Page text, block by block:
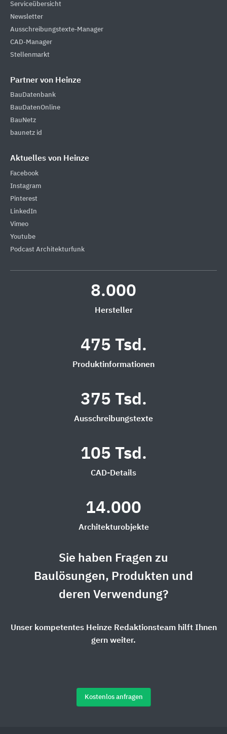
Serviceübersicht
Newsletter
Ausschreibungstexte-Manager
CAD-Manager
Stellenmarkt
Partner von Heinze
BauDatenbank
BauDatenOnline
BauNetz
baunetz id
Aktuelles von Heinze
Facebook
Instagram
Pinterest
LinkedIn
Vimeo
Youtube
Podcast Architekturfunk
8.000
Hersteller
475 Tsd.
Produktinformationen
375 Tsd.
Ausschreibungstexte
105 Tsd.
CAD-Details
14.000
Architekturobjekte
Sie haben Fragen zu
Baulösungen, Produkten und
deren Verwendung?
Unser kompetentes Heinze Redaktionsteam hilft Ihnen
gern weiter.
Kostenlos anfragen